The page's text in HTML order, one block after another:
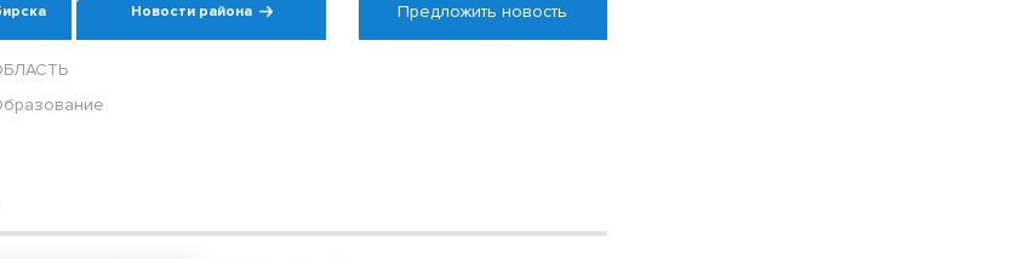
Новости района Предложить новость